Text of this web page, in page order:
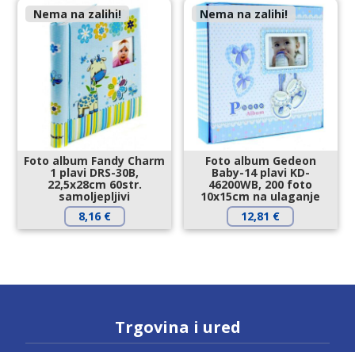
Nema na zalihi!
Foto album Fandy Charm
1 plavi DRS-30B,
22,5x28cm 60str.
samoljepljivi
8,16 €
Nema na zalihi!
Foto album Gedeon
Baby-14 plavi KD-
46200WB, 200 foto
10x15cm na ulaganje
12,81 €
Trgovina i ured